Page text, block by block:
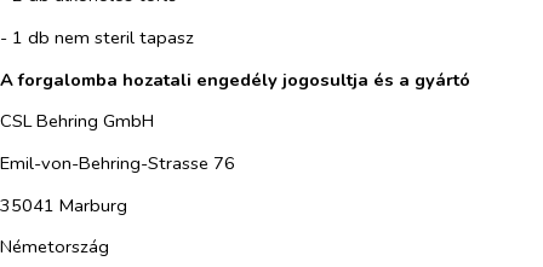
- 1 db nem steril tapasz
A forgalomba hozatali engedély jogosultja és a gyártó
CSL Behring GmbH
Emil-von-Behring-Strasse 76
35041 Marburg
Németország